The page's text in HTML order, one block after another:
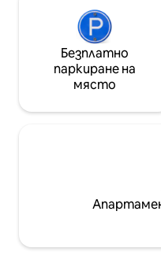
Безплатно
паркиране на
място